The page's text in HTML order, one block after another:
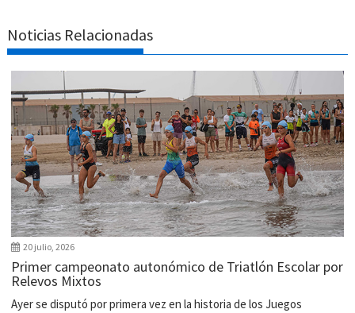
Noticias Relacionadas
20 julio, 2026
Primer campeonato autonómico de Triatlón Escolar por
Relevos Mixtos
Ayer se disputó por primera vez en la historia de los Juegos